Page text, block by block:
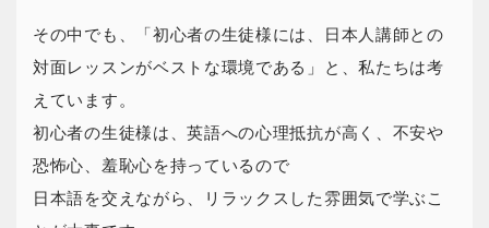
その中でも、「初心者の生徒様には、日本人講師との
対面レッスンがベストな環境である」と、私たちは考
えています。
初心者の生徒様は、英語への心理抵抗が高く、不安や
恐怖心、羞恥心を持っているので
日本語を交えながら、リラックスした雰囲気で学ぶこ